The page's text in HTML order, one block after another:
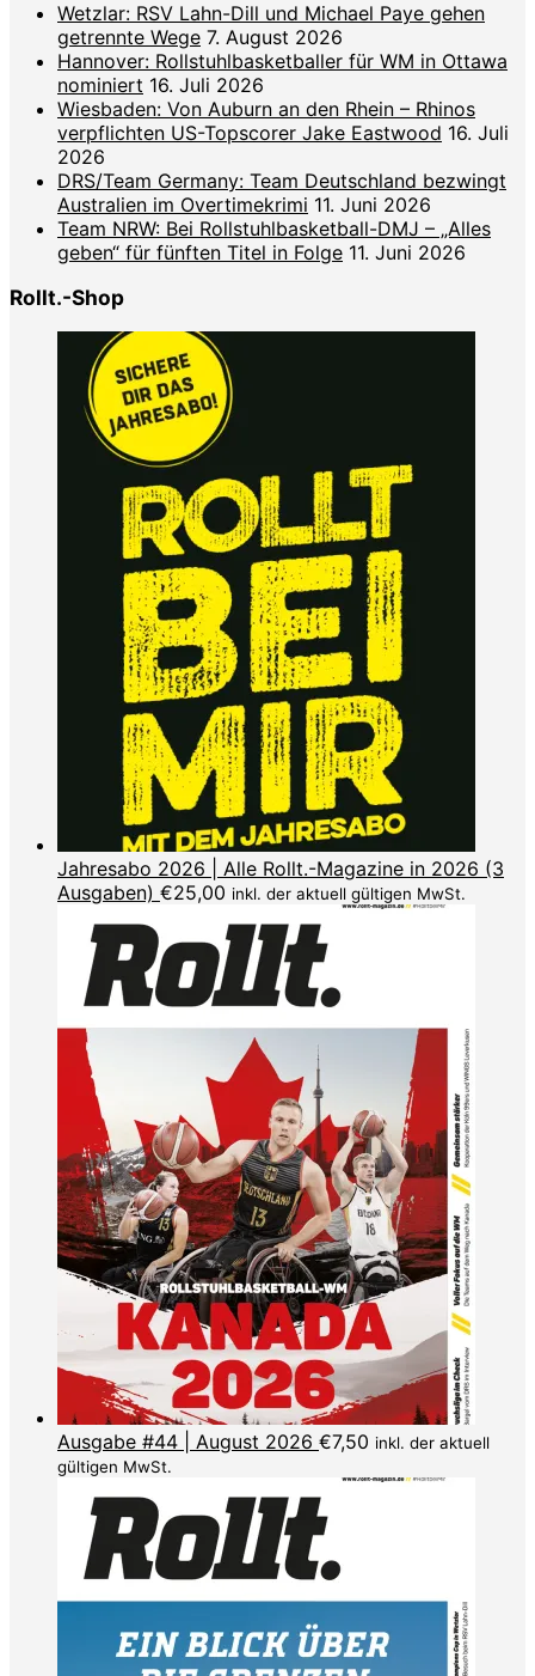
Wetzlar: RSV Lahn-Dill und Michael Paye gehen
getrennte Wege 7. August 2026
Hannover: Rollstuhlbasketballer für WM in Ottawa
nominiert 16. Juli 2026
Wiesbaden: Von Auburn an den Rhein – Rhinos
verpflichten US-Topscorer Jake Eastwood 16. Juli
2026
DRS/Team Germany: Team Deutschland bezwingt
Australien im Overtimekrimi 11. Juni 2026
Team NRW: Bei Rollstuhlbasketball-DMJ – „Alles
geben“ für fünften Titel in Folge 11. Juni 2026
Rollt.-Shop
Jahresabo 2026 | Alle Rollt.-Magazine in 2026 (3
Ausgaben) €25,00 inkl. der aktuell gültigen MwSt.
Ausgabe #44 | August 2026 €7,50 inkl. der aktuell
gültigen MwSt.